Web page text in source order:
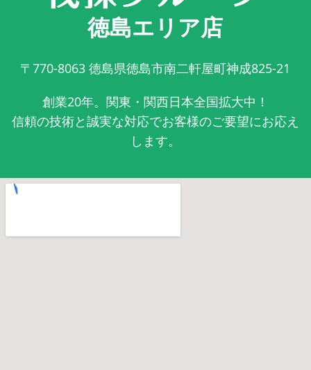
徳島エリア店
〒770-8063 徳島県徳島市南二軒屋町神成825-21
創業20年。関東・関西日本全国拡大中！
信頼の技術と誠実な対応でお客様のご要望にお応え
します。